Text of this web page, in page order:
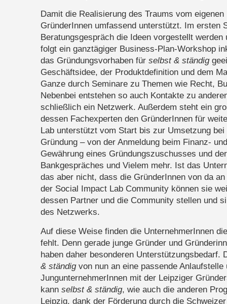
Damit die Realisierung des Traums vom
GründerInnen umfassend unterstützt. Im ersten
Beratungsgespräch die Ideen vorgestellt
folgt ein ganztägiger Business-Plan-Workshop
das Gründungsvorhaben für selbst & ständig
Geschäftsidee, der Produktdefinition und dem
Ganze durch Seminare zu Themen wie Recht,
Nebenbei entstehen so auch Kontakte zu
schließlich ein Netzwerk. Außerdem steht ein
dessen Fachexperten den GründerInnen für
Lab unterstützt vom Start bis zur Umsetzung
Gründung – von der Anmeldung beim Finanz-
Gewährung eines Gründungszuschusses und
Bankgespräches und Vielem mehr. Ist das
das aber nicht, dass die GründerInnen von da
der Social Impact Lab Community können sie
dessen Partner und die Community stellen und
des Netzwerks.
Auf diese Weise finden die UnternehmerInnen
fehlt. Denn gerade junge Gründer und
haben daher besonderen
& ständig von nun an eine passende
JungunternehmerInnen mit der Leipziger
kann selbst & ständig, wie auch die anderen
Leipzig, dank der Förderung durch die